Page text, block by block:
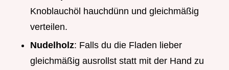
Knoblauchöl hauchdünn und gleichmäßig
verteilen.
Nudelholz: Falls du die Fladen lieber
gleichmäßig ausrollst statt mit der Hand zu